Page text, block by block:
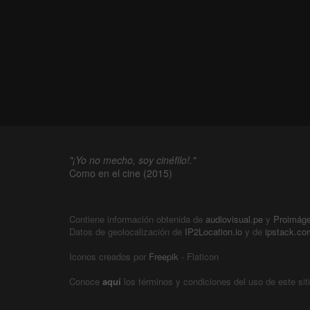
"¡Yo no mecho, soy cinéfilo!."
Como en el cine (2015)
Contiene información obtenida de audiovisual.pe y
Datos de geolocalización de IP2Location.io y de
Iconos creados por Freepik - Flaticon
Conoce aquí los términos y condiciones del uso de este